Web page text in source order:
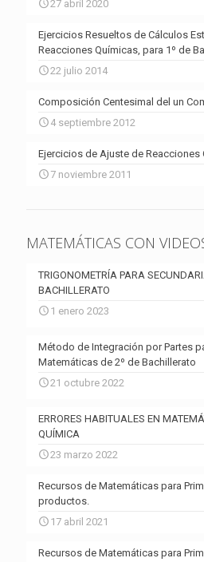
27 abril 2020
Ejercicios Resueltos de Cálculos
Reacciones Químicas, para 1º de
22 julio 2014
Composición Centesimal del un
4 septiembre 2012
Ejercicios de Ajuste de Reacciones
7 noviembre 2011
MATEMÁTICAS CON
TRIGONOMETRÍA PARA
BACHILLERATO
1 enero 2023
Método de Integración por Partes
Matemáticas de 2º de Bachillerato
21 octubre 2022
ERRORES HABITUALES EN
QUÍMICA
23 marzo 2022
Recursos de Matemáticas para
productos.
17 abril 2021
Recursos de Matemáticas para